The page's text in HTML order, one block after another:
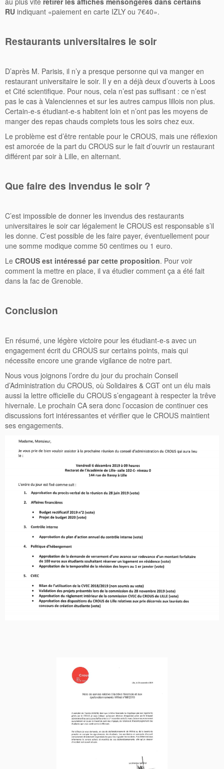
RU indiquant «paiement en carte IZLY ou 7€40».
Restaurants universitaires le soir
D’après M. Parisis, il n’y a presque personne qui va manger en
restaurant universitaire le soir. Il y en a déjà deux d’ouverts à Loos
et Cité scientifique. Pour nous, cela n’est pas suffisant : ce n’est
pas le cas à Valenciennes et sur les autres campus lillois non plus.
Certain-e-s étudiant-e-s habitent loin et n’ont pas les moyens de
manger des repas chauds complets tous les soirs chez eux.
Le problème est d’être rentable pour le CROUS, mais une réflexion
est amorcée de la part du CROUS sur le fait d’ouvrir un restaurant
différent par soir à Lille, en alternant.
Que faire des invendus le soir ?
C’est impossible de donner les invendus des restaurants
universitaires le soir car légalement le CROUS est responsable s’il
les donne. C’est possible de les faire payer, éventuellement pour
une somme modique comme 50 centimes ou 1 euro.
Le CROUS est intéressé par cette proposition. Pour voir
comment la mettre en place, il va étudier comment ça a été fait
dans la fac de Grenoble.
Conclusion
En résumé, une légère victoire pour les étudiant-e-s avec un
engagement écrit du CROUS sur certains points, mais qui
nécessite encore une grande vigilance de notre part.
Nous vous joignons l’ordre du jour du prochain Conseil
d’Administration du CROUS, où Solidaires & CGT ont un élu mais
aussi la lettre officielle du CROUS s’engageant à respecter la trêve
hivernale. Le prochain CA sera donc l’occasion de continuer ces
discussions fort intéressantes et vérifier que le CROUS maintient
ses engagements.